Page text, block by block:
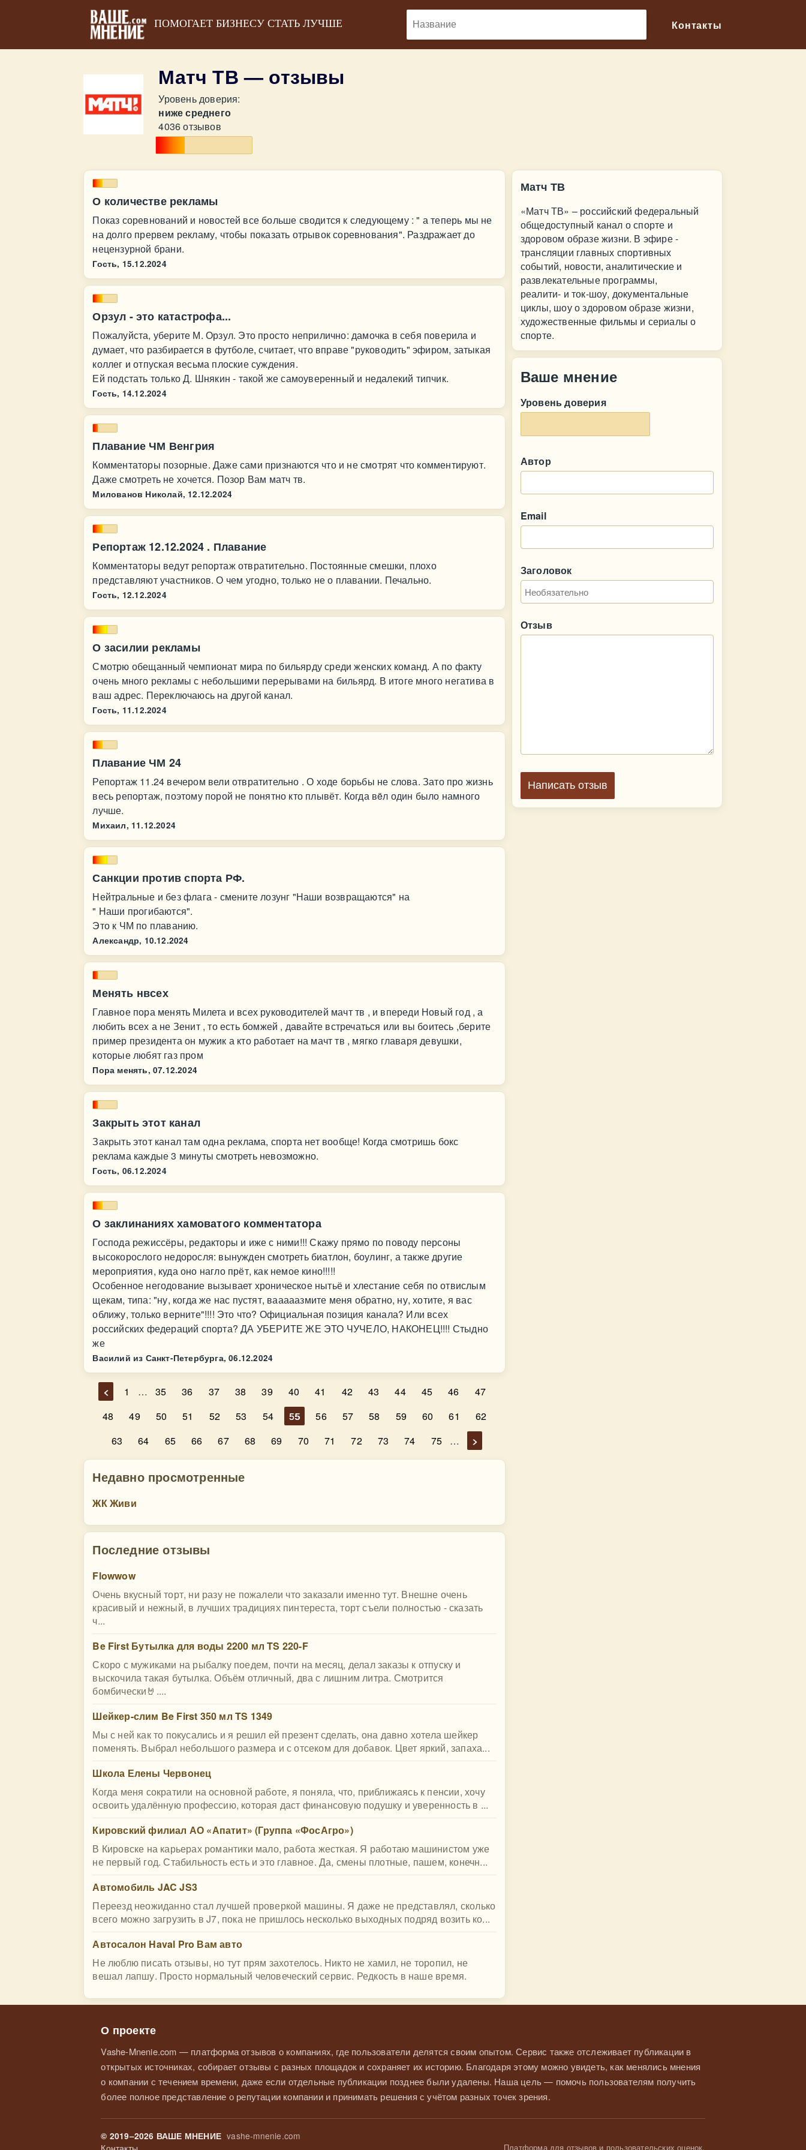
ПОМОГАЕТ БИЗНЕСУ СТАТЬ ЛУЧШЕ Контакты
Матч ТВ — отзывы
Уровень доверия:
ниже среднего
4036 отзывов
О количестве рекламы
Показ соревнований и новостей все больше сводится к следующему : " а теперь мы не
на долго прервем рекламу, чтобы показать отрывок соревнования". Раздражает до
нецензурной брани.
Гость, 15.12.2024
Орзул - это катастрофа...
Пожалуйста, уберите М. Орзул. Это просто неприлично: дамочка в себя поверила и
думает, что разбирается в футболе, считает, что вправе "руководить" эфиром, затыкая
коллег и отпуская весьма плоские суждения.
Ей подстать только Д. Шнякин - такой же самоуверенный и недалекий типчик.
Гость, 14.12.2024
Плавание ЧМ Венгрия
Комментаторы позорные. Даже сами признаются что и не смотрят что комментируют.
Даже смотреть не хочется. Позор Вам матч тв.
Милованов Николай, 12.12.2024
Репортаж 12.12.2024 . Плавание
Комментаторы ведут репортаж отвратительно. Постоянные смешки, плохо
представляют участников. О чем угодно, только не о плавании. Печально.
Гость, 12.12.2024
О засилии рекламы
Смотрю обещанный чемпионат мира по бильярду среди женских команд. А по факту
очень много рекламы с небольшими перерывами на бильярд. В итоге много негатива в
ваш адрес. Переключаюсь на другой канал.
Гость, 11.12.2024
Плавание ЧМ 24
Репортаж 11.24 вечером вели отвратительно . О ходе борьбы не слова. Зато про жизнь
весь репортаж, поэтому порой не понятно кто плывёт. Когда вëл один было намного
лучше.
Михаил, 11.12.2024
Санкции против спорта РФ.
Нейтральные и без флага - смените лозунг "Наши возвращаются" на
" Наши прогибаются".
Это к ЧМ по плаванию.
Александр, 10.12.2024
Менять нвсех
Главное пора менять Милета и всех руководителей мачт тв , и впереди Новый год , а
любить всех а не Зенит , то есть бомжей , давайте встречаться или вы боитесь ,берите
пример президента он мужик а кто работает на мачт тв , мягко главаря девушки,
которые любят газ пром
Пора менять, 07.12.2024
Закрыть этот канал
Закрыть этот канал там одна реклама, спорта нет вообще! Когда смотришь бокс
реклама каждые 3 минуты смотреть невозможно.
Гость, 06.12.2024
О заклинаниях хамоватого комментатора
Господа режиссёры, редакторы и иже с ними!!! Скажу прямо по поводу персоны
высокорослого недоросля: вынужден смотреть биатлон, боулинг, а также другие
мероприятия, куда оно нагло прёт, как немое кино!!!!!
Особенное негодование вызывает хроническое нытьё и хлестание себя по отвислым
щекам, типа: "ну, когда же нас пустят, вааааазмите меня обратно, ну, хотите, я вас
оближу, только верните"!!!! Это что? Официальная позиция канала? Или всех
российских федераций спорта? ДА УБЕРИТЕ ЖЕ ЭТО ЧУЧЕЛО, НАКОНЕЦ!!!! Стыдно
же
Василий из Санкт-Петербурга, 06.12.2024
< 1 … 35 36 37 38 39 40 41 42 43 44 45 46
47
48
49 50 51 52 53 54 55 56 57 58 59 60 61
62
63
64 65 66 67 68 69 70 71 72 73 74 75 … >
Недавно просмотренные
ЖК Живи
Последние отзывы
Flowwow
Очень вкусный торт, ни разу не пожалели что заказали именно тут. Внешне очень
красивый и нежный, в лучших традициях пинтереста, торт съели полностью - сказать
ч...
Be First Бутылка для воды 2200 мл TS 220-F
Скоро с мужиками на рыбалку поедем, почти на месяц, делал заказы к отпуску и
выскочила такая бутылка. Объём отличный, два с лишним литра. Смотрится
бомбически🤘....
Шейкер-слим Be First 350 мл TS 1349
Мы с ней как то покусались и я решил ей презент сделать, она давно хотела шейкер
поменять. Выбрал небольшого размера и с отсеком для добавок. Цвет яркий, запаха...
Школа Елены Червонец
Когда меня сократили на основной работе, я поняла, что, приближаясь к пенсии, хочу
освоить удалённую профессию, которая даст финансовую подушку и уверенность в ...
Кировский филиал АО «Апатит» (Группа «ФосАгро»)
В Кировске на карьерах романтики мало, работа жесткая. Я работаю машинистом уже
не первый год. Стабильность есть и это главное. Да, смены плотные, пашем, конечн...
Автомобиль JAC JS3
Переезд неожиданно стал лучшей проверкой машины. Я даже не представлял, сколько
всего можно загрузить в J7, пока не пришлось несколько выходных подряд возить ко...
Автосалон Haval Pro Вам авто
Не люблю писать отзывы, но тут прям захотелось. Никто не хамил, не торопил, не
вешал лапшу. Просто нормальный человеческий сервис. Редкость в наше время.
Матч ТВ
«Матч ТВ» – российский федеральный
общедоступный канал о спорте и
здоровом образе жизни. В эфире -
трансляции главных спортивных
событий, новости, аналитические и
развлекательные программы,
реалити- и ток-шоу, документальные
циклы, шоу о здоровом образе жизни,
художественные фильмы и сериалы о
спорте.
Ваше мнение
Уровень доверия
Автор
Email
Заголовок
Отзыв
Написать отзыв
О проекте
Vashe-Mnenie.com — платформа отзывов о компаниях, где пользователи делятся своим опытом. Сервис также отслеживает публикации в
открытых источниках, собирает отзывы с разных площадок и сохраняет их историю. Благодаря этому можно увидеть, как менялись мнения
о компании с течением времени, даже если отдельные публикации позднее были удалены. Наша цель — помочь пользователям получить
более полное представление о репутации компании и принимать решения с учётом разных точек зрения.
© 2019–2026 ВАШЕ МНЕНИЕ vashe-mnenie.com
Контакты
Платформа для отзывов и пользовательских оценок.